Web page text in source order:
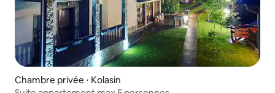
Chambre privée ⋅ Kolasin